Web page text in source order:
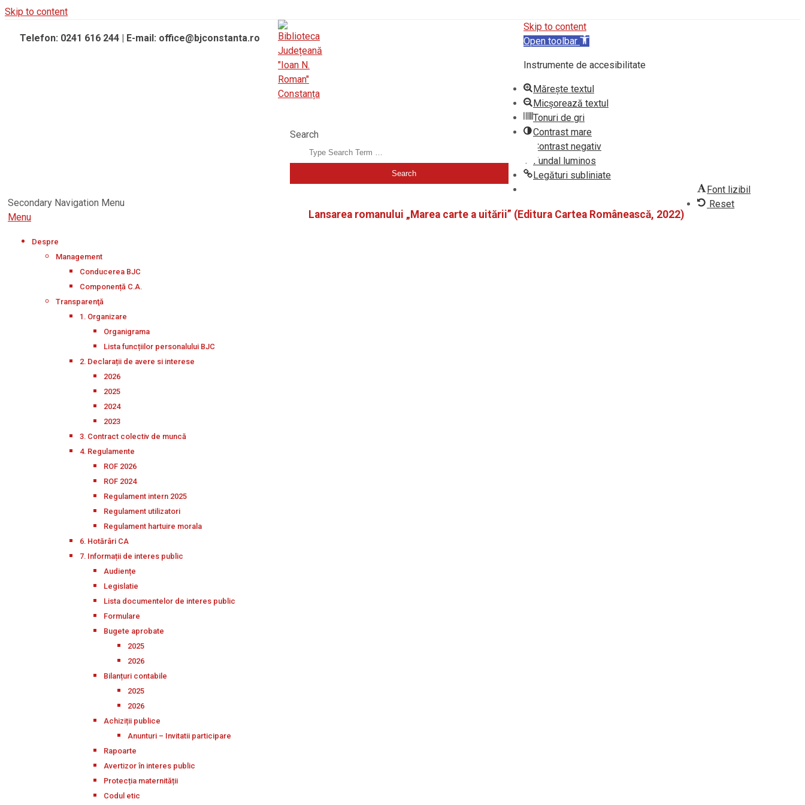
Skip to content
Telefon: 0241 616 244 | E-mail: office@bjconstanta.ro
BIBLIOTECA JUDEȚEANĂ "IOAN N. ROMAN" CONSTANȚA
Search
Secondary Navigation Menu
Menu
Despre
Management
Conducerea BJC
Componență C.A.
Transparenţă
1. Organizare
Organigrama
Lista funcțiilor personalului BJC
2. Declarații de avere si interese
2026
2025
2024
2023
3. Contract colectiv de muncă
4. Regulamente
ROF 2026
ROF 2024
Regulament intern 2025
Regulament utilizatori
Regulament hartuire morala
6. Hotărâri CA
7. Informații de interes public
Audiențe
Legislatie
Lista documentelor de interes public
Formulare
Bugete aprobate
2025
2026
Bilanțuri contabile
2025
2026
Achiziții publice
Anunturi – Invitatii participare
Rapoarte
Avertizor în interes public
Protecția maternității
Codul etic
Lansarea romanului „Marea carte a uitării” (Editura Cartea Românească, 2022)
Skip to content
Open toolbar
Instrumente de accesibilitate
Mărește textul
Micșorează textul
Tonuri de gri
Contrast mare
Contrast negativ
Fundal luminos
Legături subliniate
Font lizibil
Reset